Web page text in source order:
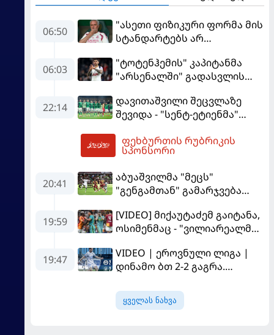
06:50
"ასეთი ფიზიკური ფორმა მის
სტანდარტებს არ
"რეალის" ახალწვეული
გააკრიტიკა
06:03
"ტოტენჰემის" კაპიტანმა
"არსენალში" გადასვლის
22:14
დავითაშვილი შეცვლაზე
შევიდა - "სენტ-ეტიენმა"
ფეხბურთის რუბრიკის
სპონსორი
20:41
აბუაშვილმა "მეცს"
"გენგამთან" გამარჯვება
19:59
[VIDEO] მიქაუტაძემ გაიტანა,
ოსიმენმაც - "ვილიარეალმა"
"გალათასარაის" მოუგო
19:47
VIDEO | ეროვნული ლიგა |
დინამო ბთ 2-2 გაგრა.
ყველას ნახვა